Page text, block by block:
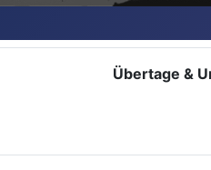
Übertage &